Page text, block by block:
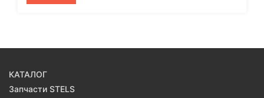
КАТАЛОГ
Запчасти STELS